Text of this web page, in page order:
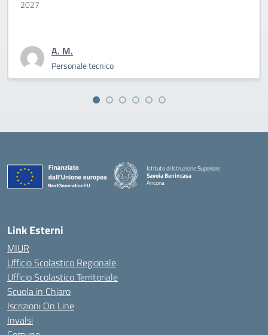
A. M.
Personale tecnico
Istituto di Istruzione Superiore
Savoia Benincasa
Ancona
Link Esterni
MIUR
Ufficio Scolastico Regionale
Ufficio Scolastico Territoriale
Scuola in Chiaro
Iscrizioni On Line
Invalsi